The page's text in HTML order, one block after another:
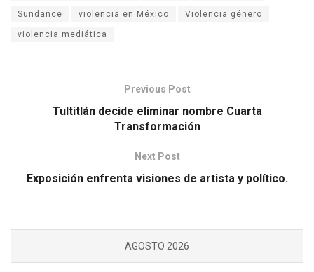
Sundance violencia en México Violencia género
violencia mediática
Previous Post
Tultitlán decide eliminar nombre Cuarta
Transformación
Next Post
Exposición enfrenta visiones de artista y político.
AGOSTO 2026